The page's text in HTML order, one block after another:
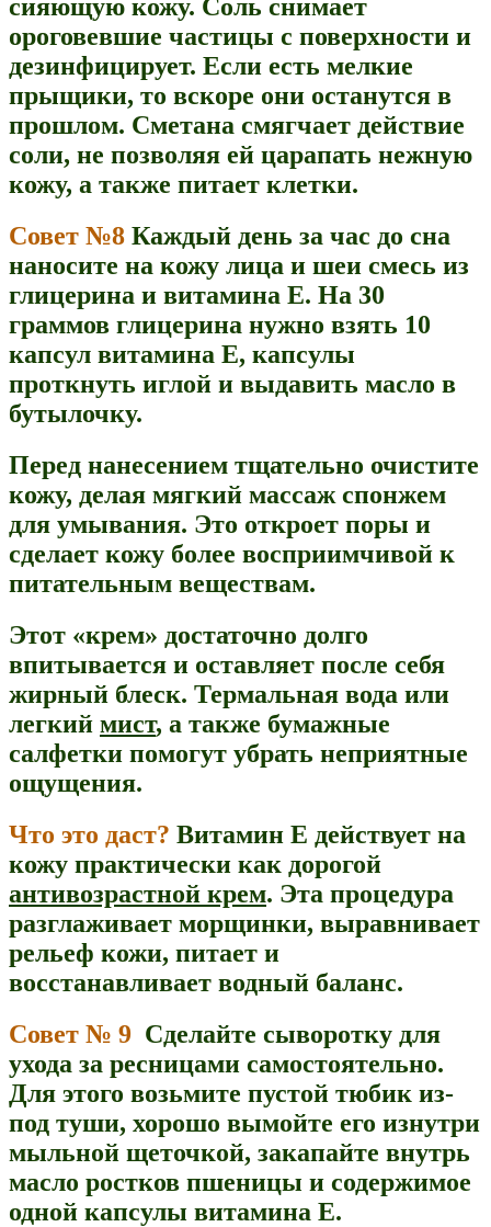
сияющую кожу. Соль снимает
ороговевшие частицы с поверхности и
дезинфицирует. Если есть мелкие
прыщики, то вскоре они останутся в
прошлом. Сметана смягчает действие
соли, не позволяя ей царапать нежную
кожу, а также питает клетки.
Совет №8 Каждый день за час до сна
наносите на кожу лица и шеи смесь из
глицерина и витамина Е. На 30
граммов глицерина нужно взять 10
капсул витамина Е, капсулы
проткнуть иглой и выдавить масло в
бутылочку.
Перед нанесением тщательно очистите
кожу, делая мягкий массаж спонжем
для умывания. Это откроет поры и
сделает кожу более восприимчивой к
питательным веществам.
Этот «крем» достаточно долго
впитывается и оставляет после себя
жирный блеск. Термальная вода или
легкий мист, а также бумажные
салфетки помогут убрать неприятные
ощущения.
Что это даст? Витамин Е действует на
кожу практически как дорогой
антивозрастной крем. Эта процедура
разглаживает морщинки, выравнивает
рельеф кожи, питает и
восстанавливает водный баланс.
Совет № 9 Сделайте сыворотку для
ухода за ресницами самостоятельно.
Для этого возьмите пустой тюбик из-
под туши, хорошо вымойте его изнутри
мыльной щеточкой, закапайте внутрь
масло ростков пшеницы и содержимое
одной капсулы витамина Е.